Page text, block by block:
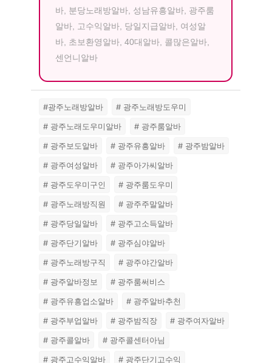
바, 분당노래방알바, 성남유흥알바, 광주룸
알바, 고수익알바, 당일지급알바, 여성알
바, 초보환영알바, 40대알바, 콜많은알바,
센언니알바
#광주노래방알바
# 광주노래방도우미
# 광주노래도우미알바
# 광주룸알바
# 광주보도알바
# 광주유흥알바
# 광주밤알바
# 광주여성알바
# 광주아가씨알바
# 광주도우미구인
# 광주룸도우미
# 광주노래방직원
# 광주주말알바
# 광주당일알바
# 광주고소득알바
# 광주단기알바
# 광주심야알바
# 광주노래방구직
# 광주야간알바
# 광주알바정보
# 광주룸써비스
# 광주유흥업소알바
# 광주알바추천
# 광주부업알바
# 광주밤직장
# 광주여자알바
# 광주콜알바
# 광주콜센터아님
# 광주고수익알바
# 광주단기고수익